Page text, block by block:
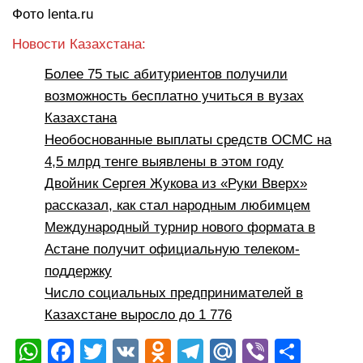
Фото lenta.ru
Новости Казахстана:
Более 75 тыс абитуриентов получили
возможность бесплатно учиться в вузах
Казахстана
Необоснованные выплаты средств ОСМС на
4,5 млрд тенге выявлены в этом году
Двойник Сергея Жукова из «Руки Вверх»
рассказал, как стал народным любимцем
Международный турнир нового формата в
Астане получит официальную телеком-
поддержку
Число социальных предпринимателей в
Казахстане выросло до 1 776
W F
T
V
O
T
M Vi